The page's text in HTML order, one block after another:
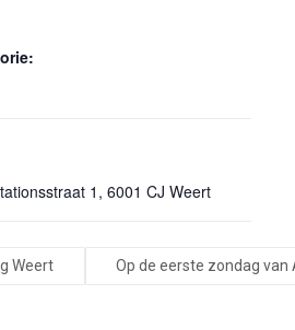
1, 6001 CJ Weert
Weert Op de eerste zondag van